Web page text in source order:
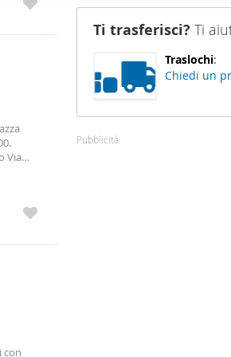
sito
loro
Via
con
Ti trasferisci? Ti
Traslochi:
Chiedi un
Pubblicità